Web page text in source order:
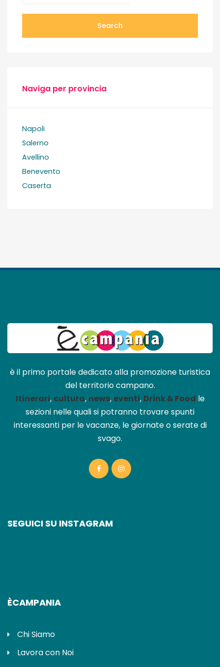
Search
Naviga per provincia
Napoli
Salerno
Avellino
Benevento
Caserta
è il primo portale dedicato alla promozione turistica
del territorio campano.
Itinerari, cultura, news, eventi, Drink & Food le
sezioni nelle quali si potranno trovare spunti
interessanti per le vacanze, le giornate o serate di
svago.
SEGUICI SU INSTAGRAM
ÈCAMPANIA
Chi Siamo
Lavora con Noi